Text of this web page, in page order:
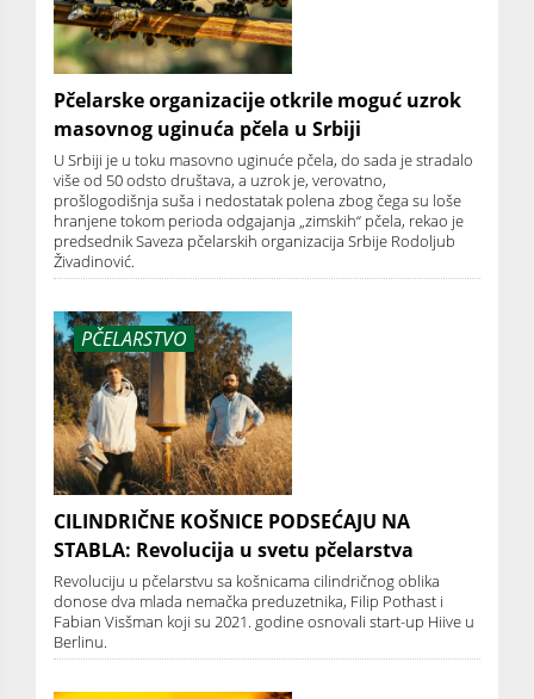
Pčelarske organizacije otkrile moguć uzrok
masovnog uginuća pčela u Srbiji
U Srbiji je u toku masovno uginuće pčela, do sada je stradalo
više od 50 odsto društava, a uzrok je, verovatno,
prošlogodišnja suša i nedostatak polena zbog čega su loše
hranjene tokom perioda odgajanja „zimskih“ pčela, rekao je
predsednik Saveza pčelarskih organizacija Srbije Rodoljub
Živadinović.
PČELARSTVO
CILINDRIČNE KOŠNICE PODSEĆAJU NA
STABLA: Revolucija u svetu pčelarstva
Revoluciju u pčelarstvu sa košnicama cilindričnog oblika
donose dva mlada nemačka preduzetnika, Filip Pothast i
Fabian Visšman koji su 2021. godine osnovali start-up Hiive u
Berlinu.